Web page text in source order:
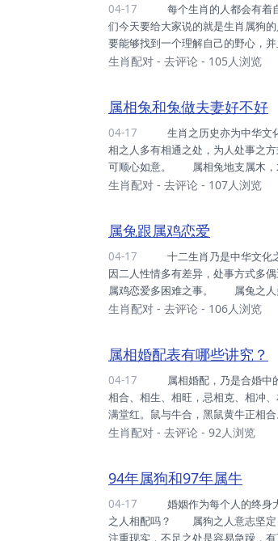
04-17
们今天要给大家说的就是生肖属狗
要能够找到一个理解自己的野心，
重要的了，因为只有这样你才能够
生肖配对 - 去评论 - 105人浏览
属相兔和兔做夫妻好不好
04-17
相之人多有相通之处，为人处事之
可顺心如意。 属相兔地支属木，
之所托，亦可多尽心而为，又因其
生肖配对 - 去评论 - 107人浏览
属兔跟属鸡恋爱
04-17
因二人性情多有差异，处事方式多
属鸡恋爱多困难之事。 属兔之人
未有铺张浪费之时，且为人多事业
生肖配对 - 去评论 - 106人浏览
属相婚配表有哪些讲究？
04-17
相合、相生、相旺，忌相克、相
满堂红。鼠与牛合，黑鼠黄牛正相
黑猪上等婚。龙与鸡合，黄龙白
生肖配对 - 去评论 - 92人浏览
94年属狗和97年属牛
04-17
之人相配吗？ 属狗之人意志坚定
注重现实，不足之处是容易急躁，